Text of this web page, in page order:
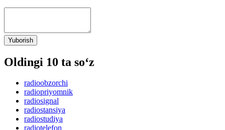
Yuborish
Oldingi 10 ta so‘z
radioobzorchi
radiopriyomnik
radiosignal
radiostansiya
radiostudiya
radiotelefon